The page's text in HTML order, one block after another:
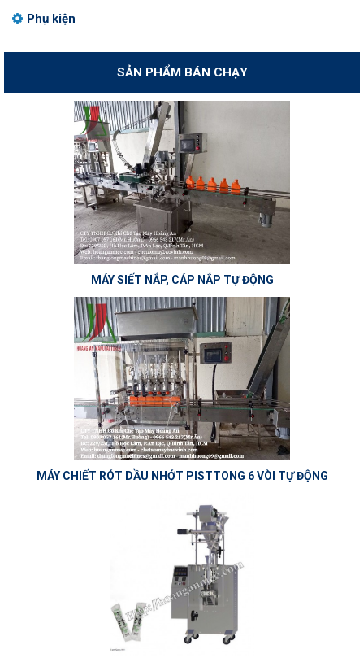
Phụ kiện
SẢN PHẨM BÁN CHẠY
MÁY SIẾT NẮP, CÁP NẮP TỰ ĐỘNG
MÁY CHIẾT RÓT DẦU NHỚT PISTTONG 6 VÒI TỰ ĐỘNG